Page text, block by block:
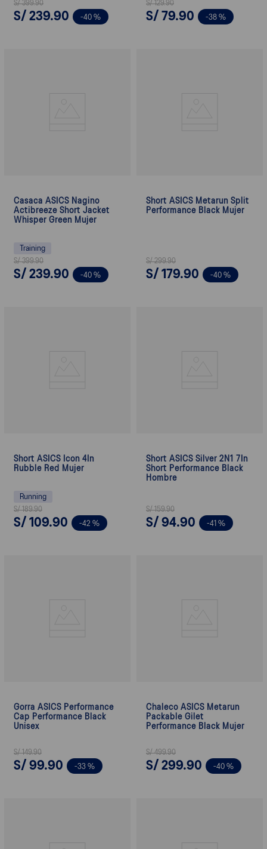
S/ 399.90
S/ 239.90 -40 %
S/ 129.90
S/ 79.90 -38 %
Casaca ASICS Nagino
Actibreeze Short Jacket
Whisper Green Mujer
Training
S/ 399.90
S/ 239.90 -40 %
Short ASICS Metarun Split
Performance Black Mujer
S/ 299.90
S/ 179.90 -40 %
Short ASICS Icon 4In
Rubble Red Mujer
Running
S/ 189.90
S/ 109.90 -42 %
Short ASICS Silver 2N1 7In
Short Performance Black
Hombre
S/ 159.90
S/ 94.90 -41 %
Gorra ASICS Performance
Cap Performance Black
Unisex
S/ 149.90
S/ 99.90 -33 %
Chaleco ASICS Metarun
Packable Gilet
Performance Black Mujer
S/ 499.90
S/ 299.90 -40 %